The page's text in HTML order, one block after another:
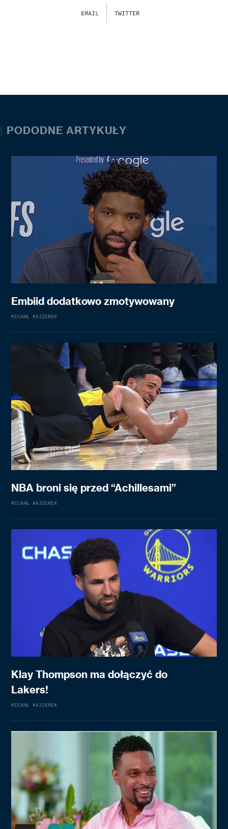
EMAIL TWITTER
| PODODNE ARTYKUŁY
Embiid dodatkowo zmotywowany
MICHAŁ KAJZEREK
NBA broni się przed “Achillesami”
MICHAŁ KAJZEREK
Klay Thompson ma dołączyć do
Lakers!
MICHAŁ KAJZEREK